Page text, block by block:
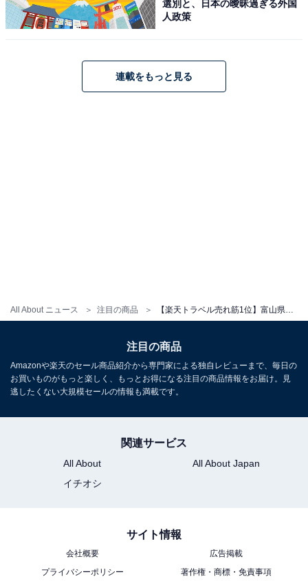
All About ニュース 注目の商品
いもの部
Amazonのセール商品から売れ筋ランキングまで、毎日のお買いも
選別と、日本の曖昧過ぎる外国
人政策
連載をもっと見る
注目の商品
Amazonや楽天のセール商品紹介から専門家による独自レビューまで、毎日の
お買いものがもっと楽しく、もっとお得になる注目の商品情報をお届け。見
逃したくない大規模セールの情報も満載です。
関連サービス
All About
All About Japan
イチオシ
サイト情報
会社概要
広告掲載
プライバシーポリシー
著作権・商標・免責事項